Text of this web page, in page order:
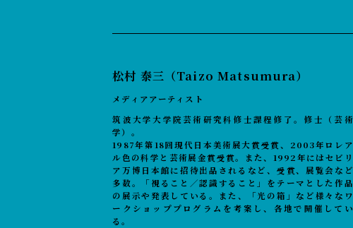
松村 泰三（Taizo Matsumura）
メディアアーティスト
筑波大学大学院芸術研究科修士課程修了。修士（芸術
学）。
1987年第18回現代日本美術展大賞受賞、2003年ロレア
ル色の科学と芸術展金賞受賞。また、1992年にはセビリ
ア万博日本館に招待出品されるなど、受賞、展覧会など
多数。「視ること／認識すること」をテーマとした作品
の展示や発表している。また、「光の箱」など様々なワ
ークショッププログラムを考案し、各地で開催してい
る。